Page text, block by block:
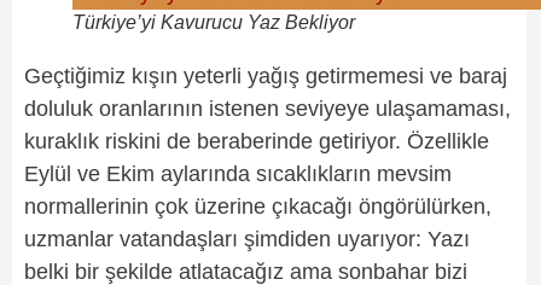
Türkiye’yi Kavurucu Yaz Bekliyor
Geçtiğimiz kışın yeterli yağış getirmemesi ve baraj
doluluk oranlarının istenen seviyeye ulaşamaması,
kuraklık riskini de beraberinde getiriyor. Özellikle
Eylül ve Ekim aylarında sıcaklıkların mevsim
normallerinin çok üzerine çıkacağı öngörülürken,
uzmanlar vatandaşları şimdiden uyarıyor: Yazı
belki bir şekilde atlatacağız ama sonbahar bizi